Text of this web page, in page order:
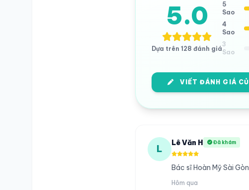
5.0
Dựa trên 128 đánh giá
5
Sao
4
Sao
3
Sao
VIẾT ĐÁNH GIÁ
L
Lê Văn H Đã khám
Bác sĩ Hoàn Mỹ Sài
Hôm qua